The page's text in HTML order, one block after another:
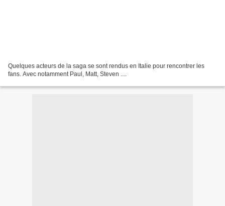
Quelques acteurs de la saga se sont rendus en Italie pour rencontrer les
fans. Avec notamment Paul, Matt, Steven ....